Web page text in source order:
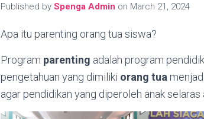
Published by Spenga Admin on March 21, 2024
Apa itu parenting orang tua siswa?
Program parenting adalah program
pengetahuan yang dimiliki orang tua
agar pendidikan yang diperoleh anak selaras